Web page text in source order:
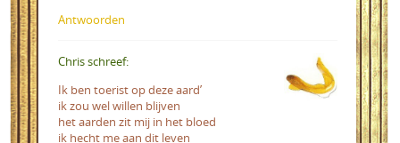
Antwoorden
Chris schreef:
Ik ben toerist op deze aard’
ik zou wel willen blijven
het aarden zit mij in het bloed
ik hecht me aan dit leven